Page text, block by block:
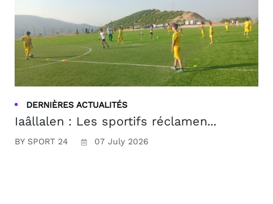
DERNIÈRES ACTUALITÉS
Iaâllalen : Les sportifs réclamen...
BY SPORT 24 07 July 2026